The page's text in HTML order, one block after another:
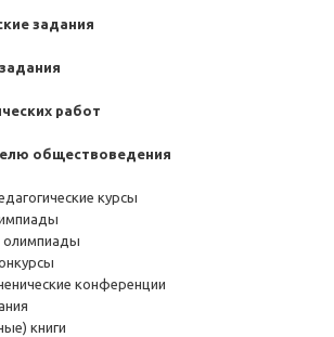
задания
работ
обществоведения
курсы
конференции
книги